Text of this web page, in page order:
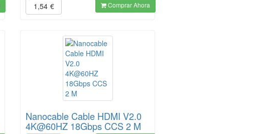
1,54 € Comprar Ahora
Nanocable Cable HDMI V2.0
4K@60HZ 18Gbps CCS 2 M